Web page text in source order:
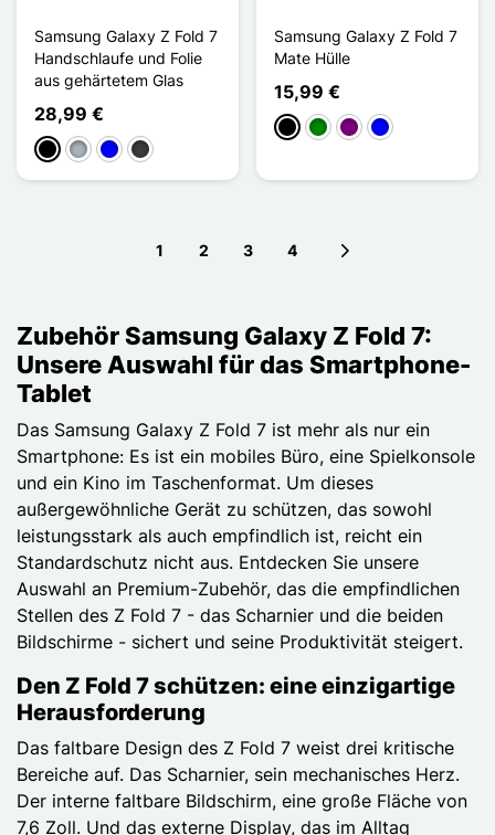
Samsung Galaxy Z Fold 7
Handschlaufe und Folie
aus gehärtetem Glas
28,99 €
Schwarz
GrauBlauDunkelgrau
Samsung Galaxy Z Fold 7
Mate Hülle
15,99 €
Schwarz
GrünViolettBlau
1 2 3 4
Zubehör Samsung Galaxy Z Fold 7:
Unsere Auswahl für das Smartphone-
Tablet
Das Samsung Galaxy Z Fold 7 ist mehr als nur ein
Smartphone: Es ist ein mobiles Büro, eine Spielkonsole
und ein Kino im Taschenformat. Um dieses
außergewöhnliche Gerät zu schützen, das sowohl
leistungsstark als auch empfindlich ist, reicht ein
Standardschutz nicht aus. Entdecken Sie unsere
Auswahl an Premium-Zubehör, das die empfindlichen
Stellen des Z Fold 7 - das Scharnier und die beiden
Bildschirme - sichert und seine Produktivität steigert.
Den Z Fold 7 schützen: eine einzigartige
Herausforderung
Das faltbare Design des Z Fold 7 weist drei kritische
Bereiche auf. Das Scharnier, sein mechanisches Herz.
Der interne faltbare Bildschirm, eine große Fläche von
7,6 Zoll. Und das externe Display, das im Alltag